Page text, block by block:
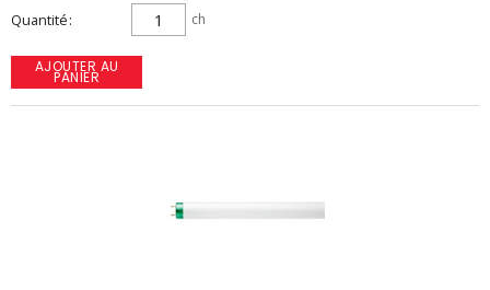
Quantité ch
AJOUTER AU
PANIER